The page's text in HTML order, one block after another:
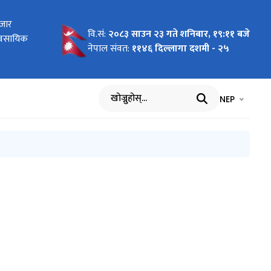
To
of
सूचना
वि.सं: २०८३ साउन २३ गते शनिबार, १९:११ बजे
नेपाल संवत: ११४६ दिल्लागा दशमी - २५
खोज्नुहोस् भाषा चयन
NEP